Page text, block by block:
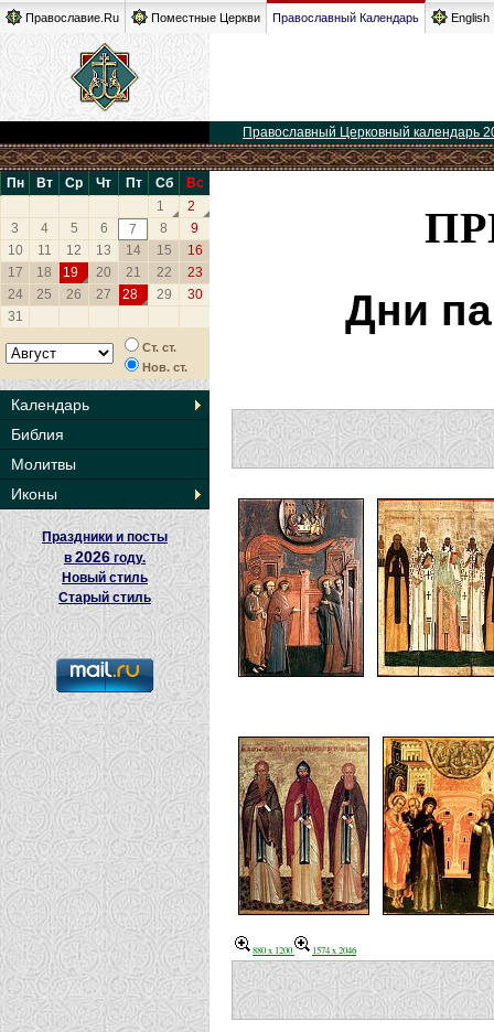
Православие.Ru Поместные Церкви Православный Календарь English
Православный Церковный календарь
Пн Вт Ср Чт Пт Сб
Вс
1
2
3
4 5 6 7 8
9
10
11 12 13 14 15
16
17
18 19 20 21 22
23
24
25 26 27 28 29
30
31
Ст. ст.
Нов. ст.
Календарь
Библия
Молитвы
Иконы
Праздники и посты
в2026 году.
Новый стиль
Старый стиль
Дни
880 x 1200 1574 x 2046